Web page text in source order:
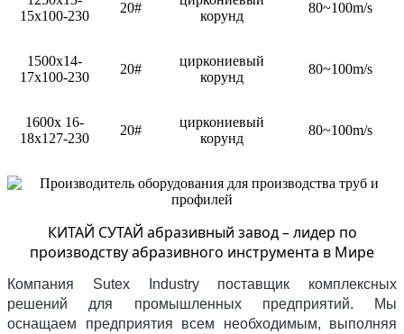
15x100-230
20#
корунд
80~100m/s
1500x14-
17x100-230
20#
циркониевый
корунд
80~100m/s
1600x 16-
18x127-230
20#
циркониевый
корунд
80~100m/s
КИТАЙ СУТАЙ абразивный завод – лидер по
производству абразивного инструмента в Мире
Компания Sutex Industry поставщик комплексных
решений для промышленных предприятий. Мы
оснащаем предприятия всем необходимым, выполняя